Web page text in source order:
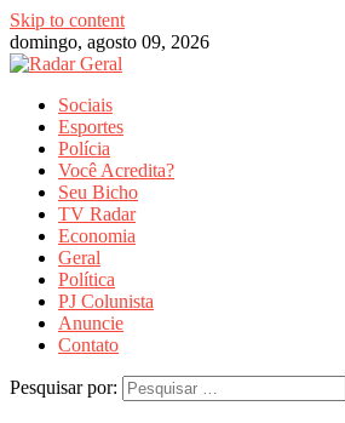
Skip to content
domingo, agosto 09, 2026
Sociais
Esportes
Polícia
Você Acredita?
Seu Bicho
TV Radar
Economia
Geral
Política
PJ Colunista
Anuncie
Contato
Pesquisar por: